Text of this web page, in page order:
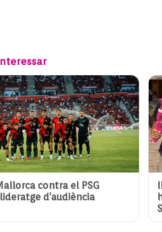
contra el PSG
d’audiència